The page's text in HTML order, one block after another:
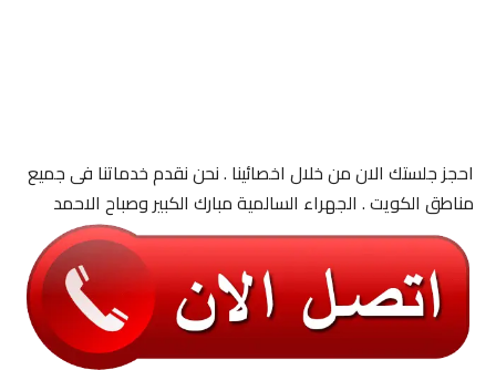
احجز جلستك الان من خلال اخصائينا . نحن نقدم خدماتنا فى جميع
مناطق الكويت . الجهراء السالمية مبارك الكبير وصباح الاحمد